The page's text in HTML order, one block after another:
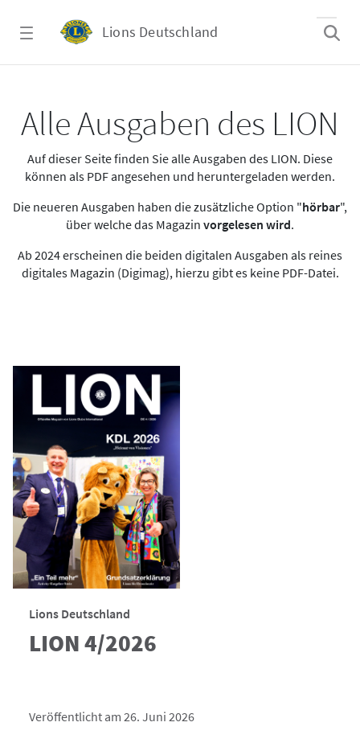
Lions Deutschland
Alle Ausgaben des LION
Auf dieser Seite finden Sie alle Ausgaben des LION. Diese
können als PDF angesehen und heruntergeladen werden.
Die neueren Ausgaben haben die zusätzliche Option "hörbar",
über welche das Magazin vorgelesen wird.
Ab 2024 erscheinen die beiden digitalen Ausgaben als reines
digitales Magazin (Digimag), hierzu gibt es keine PDF-Datei.
Lions Deutschland
LION 4/2026
Veröffentlicht am 26. Juni 2026